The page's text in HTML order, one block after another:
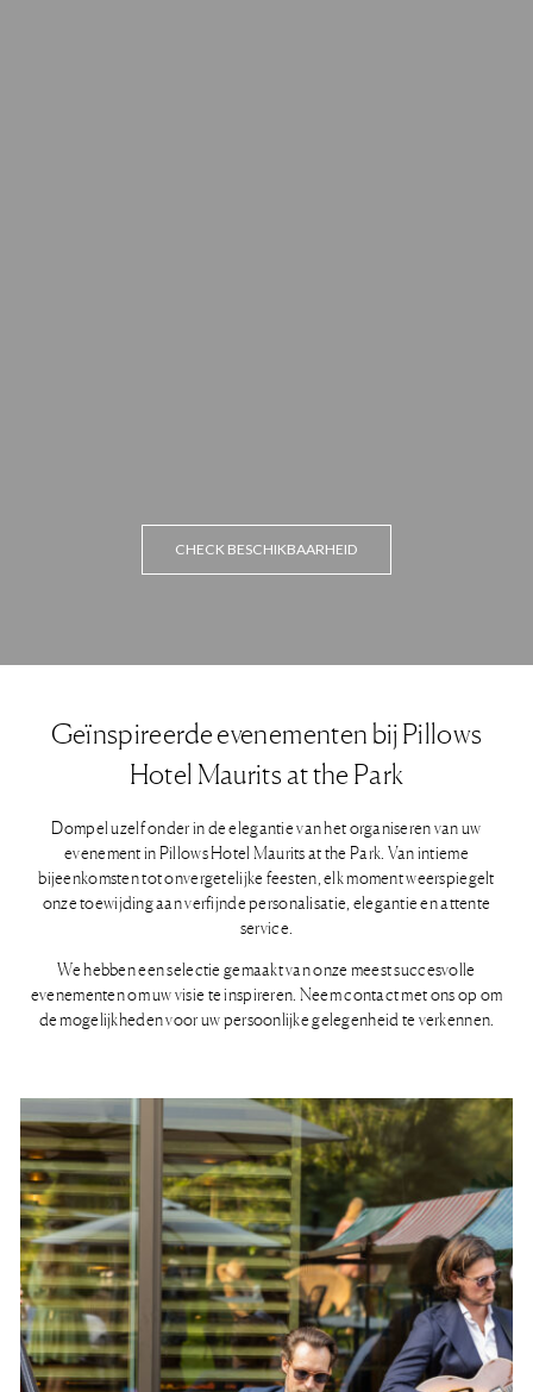
CHECK BESCHIKBAARHEID
Geïnspireerde evenementen bij Pillows
Hotel Maurits at the Park
Dompel uzelf onder in de elegantie van het organiseren van uw
evenement in Pillows Hotel Maurits at the Park. Van intieme
bijeenkomsten tot onvergetelijke feesten, elk moment weerspiegelt
onze toewijding aan verfijnde personalisatie, elegantie en attente
service.
We hebben een selectie gemaakt van onze meest succesvolle
evenementen om uw visie te inspireren. Neem contact met ons op om
de mogelijkheden voor uw persoonlijke gelegenheid te verkennen.